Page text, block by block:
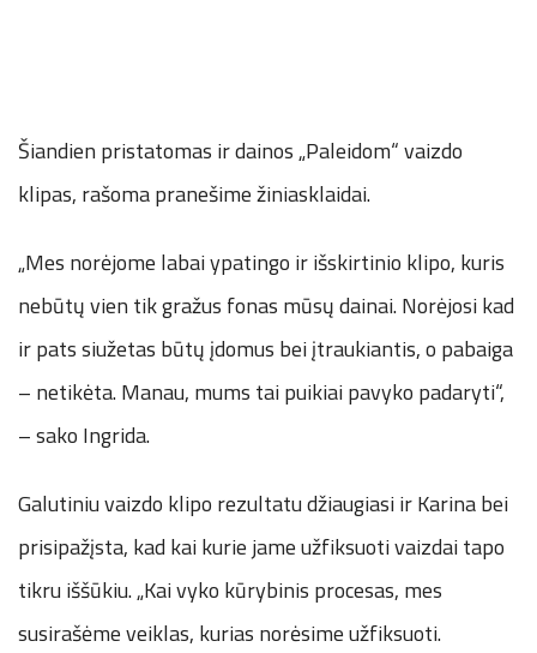
Šiandien pristatomas ir dainos „Paleidom“ vaizdo
klipas, rašoma pranešime žiniasklaidai.
„Mes norėjome labai ypatingo ir išskirtinio klipo, kuris
nebūtų vien tik gražus fonas mūsų dainai. Norėjosi kad
ir pats siužetas būtų įdomus bei įtraukiantis, o pabaiga
– netikėta. Manau, mums tai puikiai pavyko padaryti“,
– sako Ingrida.
Galutiniu vaizdo klipo rezultatu džiaugiasi ir Karina bei
prisipažįsta, kad kai kurie jame užfiksuoti vaizdai tapo
tikru iššūkiu. „Kai vyko kūrybinis procesas, mes
susirašėme veiklas, kurias norėsime užfiksuoti.